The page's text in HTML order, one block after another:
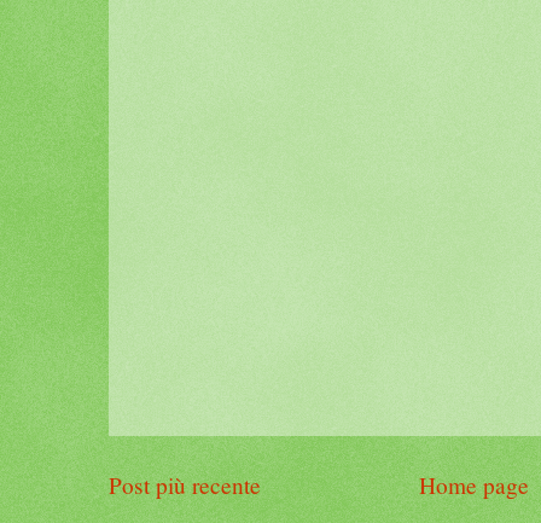
Post più recente
Home page